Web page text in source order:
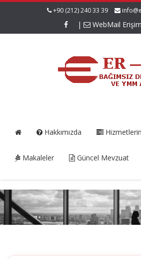
+90 (212) 240 33 39
| WebMail Erişim
Hakkımızda
Makaleler Güncel Mevzuat